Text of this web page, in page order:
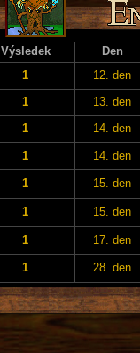
Výsledek
Den
1
12. den
1
13. den
1 14. den
1 14. den
1 15. den
1 15. den
1 17. den
1 28. den